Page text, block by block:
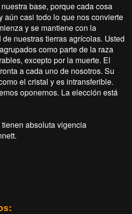
base, porque cada cosa
aún casi todo lo que nos convierte
y se mantiene con la
nuestras tierras agrícolas. Usted
como parte de la raza
excepto por la muerte. El
a cada uno de nosotros. Su
el cristal y es intransferible.
oponernos. La elección está
absoluta vigencia